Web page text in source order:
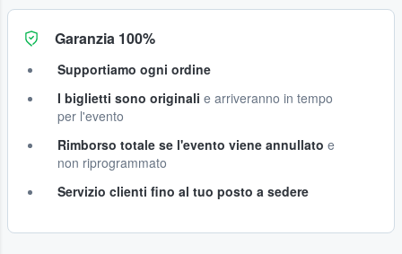
Garanzia 100%
Supportiamo ogni ordine
I biglietti sono originali e arriveranno in tempo
per l'evento
Rimborso totale se l'evento viene annullato e
non riprogrammato
Servizio clienti fino al tuo posto a sedere